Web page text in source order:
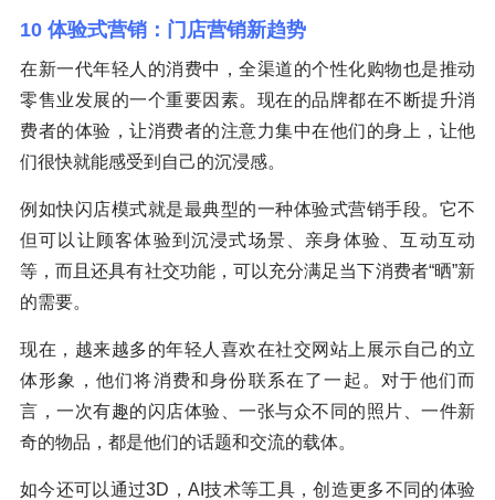
10 体验式营销：门店营销新趋势
在新一代年轻人的消费中，全渠道的个性化购物也是推动
零售业发展的一个重要因素。现在的品牌都在不断提升消
费者的体验，让消费者的注意力集中在他们的身上，让他
们很快就能感受到自己的沉浸感。
例如快闪店模式就是最典型的一种体验式营销手段。它不
但可以让顾客体验到沉浸式场景、亲身体验、互动互动
等，而且还具有社交功能，可以充分满足当下消费者“晒”新
的需要。
现在，越来越多的年轻人喜欢在社交网站上展示自己的立
体形象，他们将消费和身份联系在了一起。对于他们而
言，一次有趣的闪店体验、一张与众不同的照片、一件新
奇的物品，都是他们的话题和交流的载体。
如今还可以通过3D，AI技术等工具，创造更多不同的体验